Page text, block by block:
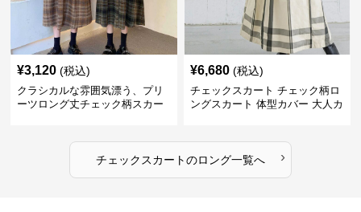
¥3,120 (税込)
クラシカルな雰囲気漂う、プリ
ーツロング丈チェック柄スカー
¥6,680 (税込)
チェックスカート チェック柄ロ
ングスカート 体型カバー 大人カ
チェックスカートのロング一覧へ ›